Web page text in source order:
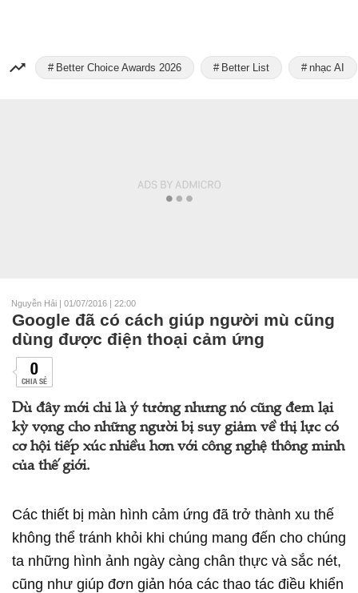
Better Choice Awards 2026 Better List nhạc AI
Nguyễn Hải | 01/07/2016 | 22:00
Google đã có cách giúp người mù cũng
dùng được điện thoại cảm ứng
0
CHIA SẺ
Dù đây mới chỉ là ý tưởng nhưng nó cũng đem lại
kỳ vọng cho những người bị suy giảm về thị lực có
cơ hội tiếp xúc nhiều hơn với công nghệ thông minh
của thế giới.
Các thiết bị màn hình cảm ứng đã trở thành xu thế
không thể tránh khỏi khi chúng mang đến cho chúng
ta những hình ảnh ngày càng chân thực và sắc nét,
cũng như giúp đơn giản hóa các thao tác điều khiển